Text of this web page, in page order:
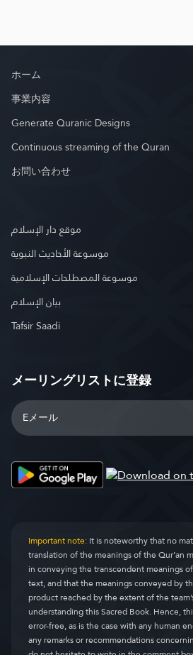
ホーム
事業内容
Generate Quranic Designs
Continuous streaming of the Quran
お問い合わせ
موقع دار الإسلام
موسوعة الأحاديث النبوية
موسوعة المصطلحات الإسلامية
بيان الإسلام
Tafsir Saadi
メーリングリストに登録
Important note:It is noteworthy that no
translation of the meanings of the Qur’an
in conveying the transcendent meanings
text, and that the meanings conveyed by
product reached by the extent of the
understanding this Sacred Book. Hence,
error-free, as is the case with any human
any remarks or recommendations